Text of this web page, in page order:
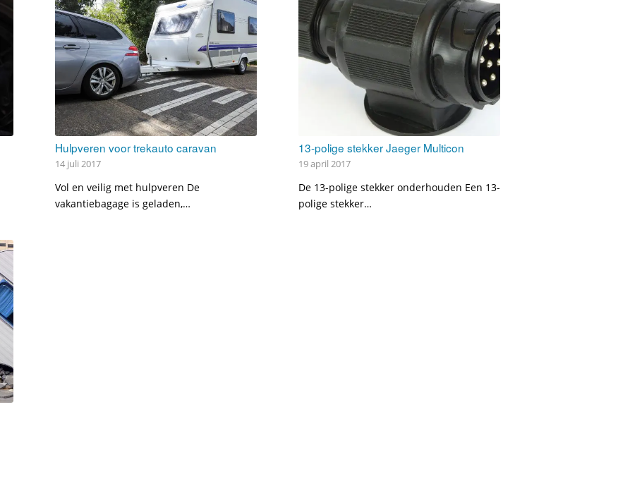
Hulpveren voor trekauto caravan
14 juli 2017
Vol en veilig met hulpveren De
vakantiebagage is geladen,…
13-polige stekker Jaeger Multicon
19 april 2017
De 13-polige stekker onderhouden Een 13-
polige stekker…